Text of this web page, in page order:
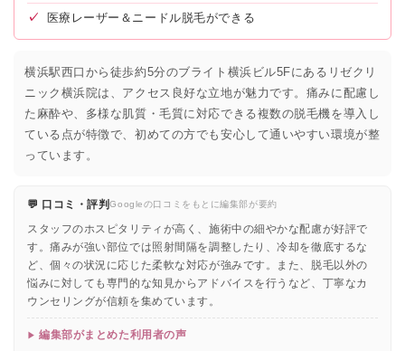
✓ 医療レーザー＆ニードル脱毛ができる
横浜駅西口から徒歩約5分のブライト横浜ビル5Fにあるリゼクリ
ニック横浜院は、アクセス良好な立地が魅力です。痛みに配慮し
た麻酔や、多様な肌質・毛質に対応できる複数の脱毛機を導入し
ている点が特徴で、初めての方でも安心して通いやすい環境が整
っています。
💬 口コミ・評判Googleの口コミをもとに編集部が要約
スタッフのホスピタリティが高く、施術中の細やかな配慮が好評で
す。痛みが強い部位では照射間隔を調整したり、冷却を徹底するな
ど、個々の状況に応じた柔軟な対応が強みです。また、脱毛以外の
悩みに対しても専門的な知見からアドバイスを行うなど、丁寧なカ
ウンセリングが信頼を集めています。
編集部がまとめた利用者の声